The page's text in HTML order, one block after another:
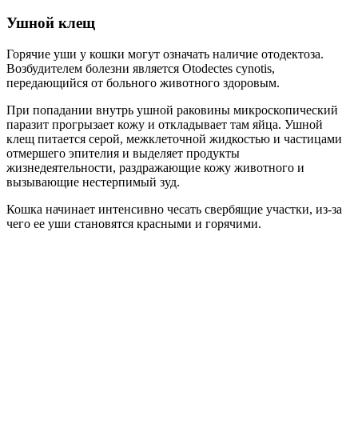
Ушной клещ
Горячие уши у кошки могут означать наличие отодектоза.
Возбудителем болезни является Otodectes cynotis,
передающийся от больного животного здоровым.
При попадании внутрь ушной раковины микроскопический
паразит прогрызает кожу и откладывает там яйца. Ушной
клещ питается серой, межклеточной жидкостью и частицами
отмершего эпителия и выделяет продукты
жизнедеятельности, раздражающие кожу животного и
вызывающие нестерпимый зуд.
Кошка начинает интенсивно чесать свербящие участки, из-за
чего ее уши становятся красными и горячими.